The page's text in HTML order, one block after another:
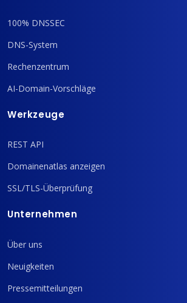
100% DNSSEC
DNS-System
Rechenzentrum
AI-Domain-Vorschläge
Werkzeuge
REST API
Domainenatlas anzeigen
SSL/TLS-Überprüfung
Unternehmen
Über uns
Neuigkeiten
Pressemitteilungen